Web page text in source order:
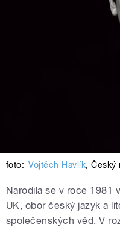
foto: Vojtěch Havlík,Český
Narodila se v roce 1981
UK, obor český jazyk a
společenských věd. V